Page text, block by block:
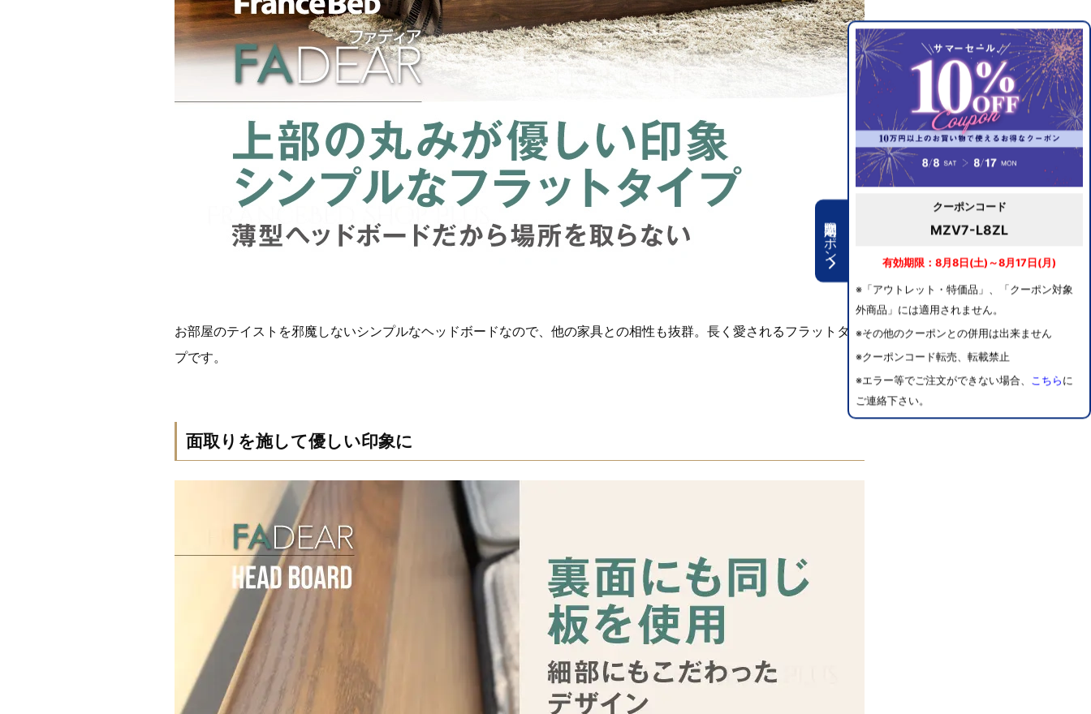
期間限定クーポン
クーポンコード
MZV7-L8ZL
有効期限：8月8日(土)～8月17日(月)
※「アウトレット・特価品」、「クーポン対象
外商品」には適用されません。
※その他のクーポンとの併用は出来ません
※クーポンコード転売、転載禁止
※エラー等でご注文ができない場合、 こちら に
ご連絡下さい。
お部屋のテイストを邪魔しないシンプルなヘッドボードなので、他の家具との相性も抜群。長く愛されるフラットタイ
プです。
面取りを施して優しい印象に